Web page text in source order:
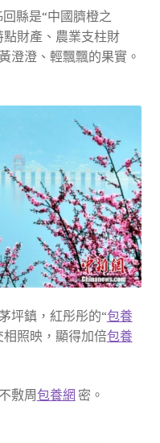
縣是“中國臍橙之
點財產、農業支柱財
澄澄、輕飄飄的果實。
坪鎮，紅彤彤的“包養
照映，顯得加倍包養
敷周包養網 密。